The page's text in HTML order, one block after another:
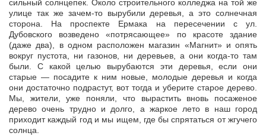
сильный солнцепек. Около строительного колледжа на той же
улице так же зачем-то вырубили деревья, а это солнечная
сторона. На проспекте Ермака на пересечении с ул.
Дубовского возведено «потрясающее» по красоте здание
(даже два), в одном расположен магазин «Магнит» и опять
вокруг пустота, ни газонов, ни деревьев, а они когда-то там
были. С какой целью вырубаются эти деревья, если они
старые — посадите к ним новые, молодые деревья и когда
они достаточно подрастут, вот тогда и уберите старое дерево.
Мы, жители, уже поняли, что вырастить вновь посаженое
дерево очень трудно и долго, а жаркое лето в наш город
приходит каждый год и мы ищем, где бы спрятаться от жгучего
солнца.